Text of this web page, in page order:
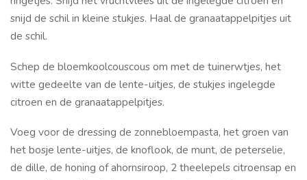
snijd de schil in kleine stukjes. Haal de granaatappelpitjes uit
de schil.
Schep de bloemkoolcouscous om met de tuinerwtjes, het
witte gedeelte van de lente-uitjes, de stukjes ingelegde
citroen en de granaatappelpitjes.
Voeg voor de dressing de zonnebloempasta, het groen van
het bosje lente-uitjes, de knoflook, de munt, de peterselie,
de dille, de honing of ahornsiroop, 2 theelepels citroensap en